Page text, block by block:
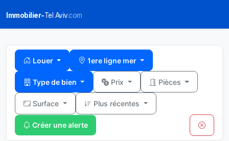
Immobilier-Tel Aviv.com
Louer 1ere ligne mer
Type de bien Prix Pièces
Surface Plus récentes
Créer une alerte